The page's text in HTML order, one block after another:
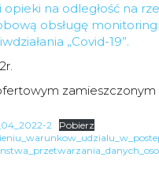
na odległość na
obsługę
„Covid-19”.
zamieszczonym
2
Pobierz